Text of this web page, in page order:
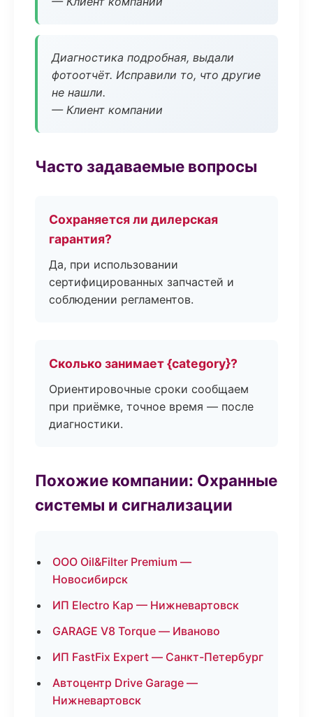
Диагностика подробная, выдали
фотоотчёт. Исправили то, что другие
не нашли.
— Клиент компании
Часто задаваемые вопросы
Сохраняется ли дилерская
гарантия?
Да, при использовании
сертифицированных запчастей и
соблюдении регламентов.
Сколько занимает {category}?
Ориентировочные сроки сообщаем
при приёмке, точное время — после
диагностики.
Похожие компании: Охранные
системы и сигнализации
ООО Oil&Filter Premium —
Новосибирск
ИП Electro Кар — Нижневартовск
GARAGE V8 Torque — Иваново
ИП FastFix Expert — Санкт-Петербург
Автоцентр Drive Garage —
Нижневартовск